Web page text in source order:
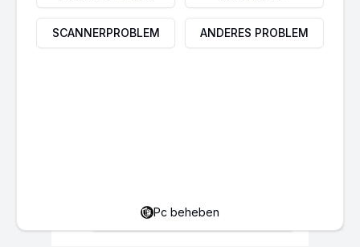
Hier gibt's die Lösung.
SCANNERPROBLEM ANDERES PROBLEM
Pc beheben
klicken Sie hier